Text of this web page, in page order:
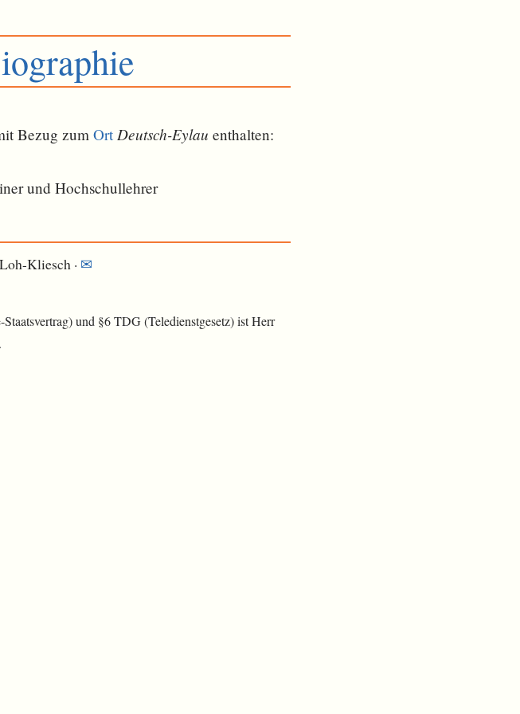
Bezug zum Ort Deutsch-Eylau ent­halten:
und Hochschullehrer
Kliesch · ✉
und §6 TDG (Teledienstgesetz) ist Herr